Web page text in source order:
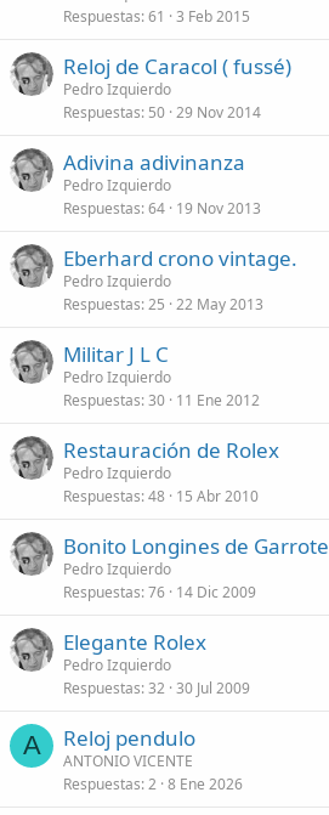
Respuestas 61 3 Feb 2015
Reloj de Caracol ( fussé)
Pedro Izquierdo
Respuestas 50 29 Nov 2014
Adivina adivinanza
Pedro Izquierdo
Respuestas 64 19 Nov 2013
Eberhard crono vintage.
Pedro Izquierdo
Respuestas 25 22 May 2013
Militar J L C
Pedro Izquierdo
Respuestas 30 11 Ene 2012
Restauración de Rolex
Pedro Izquierdo
Respuestas 48 15 Abr 2010
Bonito Longines de Garrote
Pedro Izquierdo
Respuestas 76 14 Dic 2009
Elegante Rolex
Pedro Izquierdo
Respuestas 32 30 Jul 2009
A Reloj pendulo
ANTONIO VICENTE
Respuestas 2 8 Ene 2026